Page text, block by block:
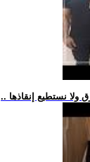
ولا نستطيع إنقاذها